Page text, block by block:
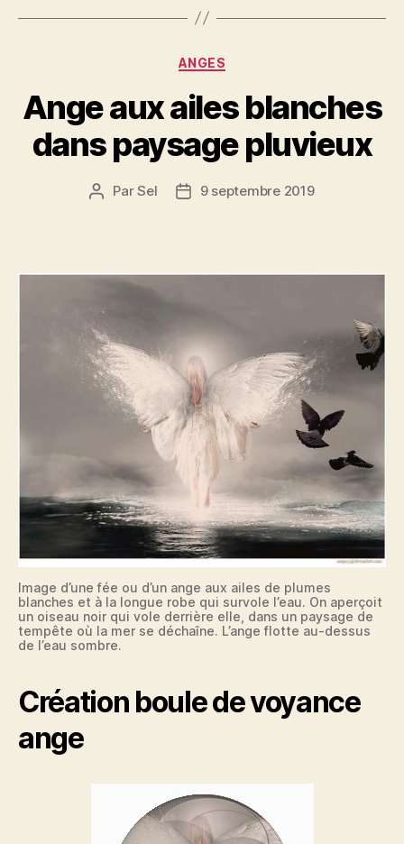
Catégories
ANGES
Ange aux ailes blanches
dans paysage pluvieux
Auteur
ParSel
Date9 septembre 2019
Image d’une fée ou d’un ange aux ailes de plumes
blanches et à la longue robe qui survole l’eau. On aperçoit
un oiseau noir qui vole derrière elle, dans un paysage de
tempête où la mer se déchaîne. L’ange flotte au-dessus
de l’eau sombre.
Création boule de voyance
ange